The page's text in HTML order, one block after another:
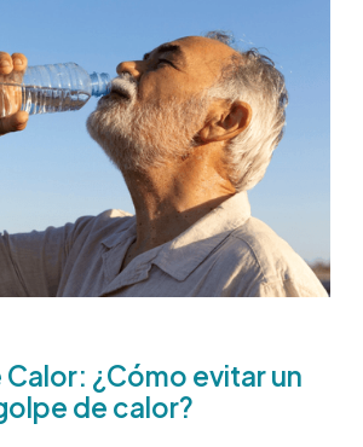
¿Cómo evitar un
de calor?